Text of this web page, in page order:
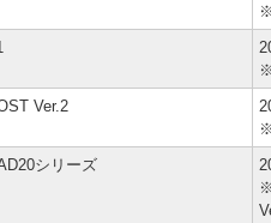
Ver.2
シリーズ